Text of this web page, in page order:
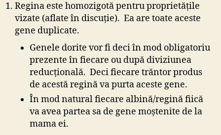
Regina este homozigotă pentru proprietăţile
vizate (aflate în discuţie). Ea are toate aceste
gene duplicate.
Genele dorite vor fi deci în mod obligatoriu
prezente în fiecare ou după diviziunea
reducţională. Deci fiecare trăntor produs
de acestă regină va purta aceste gene.
În mod natural fiecare albină/regină fiică
va avea partea sa de gene moştenite de la
mama ei.